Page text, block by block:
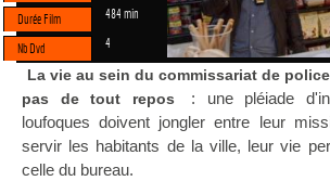
Durée Film 484 min
Nb Dvd 4
La vie au sein du commissariat de
pas de tout repos
: une pléiade
loufoques doivent jongler entre leur
servir les habitants de la ville, leur vie
celle du bureau.